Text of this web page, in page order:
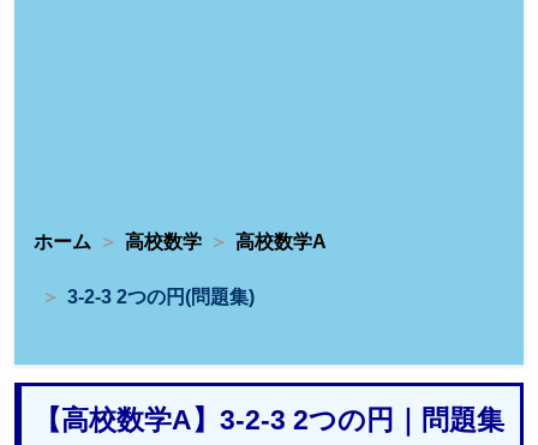
ホーム 高校数学 高校数学A
3-2-3 2つの円(問題集)
【高校数学A】3-2-3 2つの円｜問題集